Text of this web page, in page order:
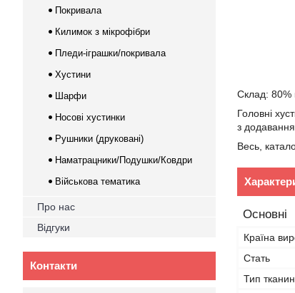
Склад: 80%
Головні
з
Весь,
Основні
Країна
Стать
Тип
Покривала
Килимок з мікрофібри
Пледи-іграшки/покривала
Хустини
Шарфи
Носові хустинки
Рушники (друковані)
Наматрацники/Подушки/Ковдри
Військова тематика
Про нас
Відгуки
Контакти